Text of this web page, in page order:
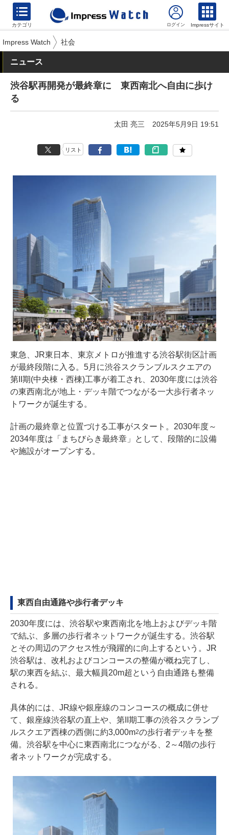
カテゴリ Impressサイト
Impress Watch 社会
ニュース
渋谷駅再開発が最終章に 東西南北へ自由に歩け
る
太田 亮三 2025年5月9日 19:51
リスト
東急、JR東日本、東京メトロが推進する渋谷駅街区計画
が最終段階に入る。5月に渋谷スクランブルスクエアの
第II期(中央棟・西棟)工事が着工され、2030年度には渋谷
の東西南北が地上・デッキ階でつながる一大歩行者ネッ
トワークが誕生する。
計画の最終章と位置づける工事がスタート。2030年度～
2034年度は「まちびらき最終章」として、段階的に設備
や施設がオープンする。
東西自由通路や歩行者デッキ
2030年度には、渋谷駅や東西南北を地上およびデッキ階
で結ぶ、多層の歩行者ネットワークが誕生する。渋谷駅
とその周辺のアクセス性が飛躍的に向上するという。JR
渋谷駅は、改札およびコンコースの整備が概ね完了し、
駅の東西を結ぶ、最大幅員20m超という自由通路も整備
される。
具体的には、JR線や銀座線のコンコースの概成に併せ
て、銀座線渋谷駅の直上や、第II期工事の渋谷スクランブ
ルスクエア西棟の西側に約3,000m2の歩行者デッキを整
備。渋谷駅を中心に東西南北につながる、2～4階の歩行
者ネットワークが完成する。